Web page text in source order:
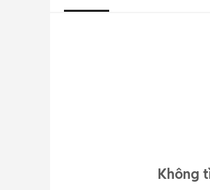
Không